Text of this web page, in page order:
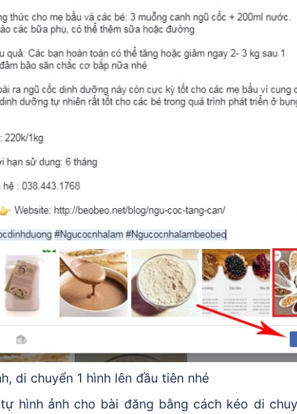
di chuyển 1 hình lên đầu tiên nhé
hình ảnh cho bài đăng bằng cách kéo di